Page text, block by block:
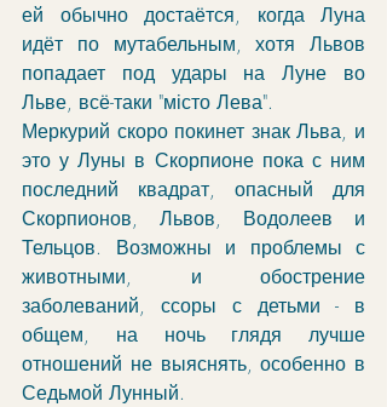
ей обычно достаётся, когда Луна
идёт по мутабельным, хотя Львов
попадает под удары на Луне во
Льве, всё-таки "місто Лева".
Меркурий скоро покинет знак Льва, и
это у Луны в Скорпионе пока с ним
последний квадрат, опасный для
Скорпионов, Львов, Водолеев и
Тельцов. Возможны и проблемы с
животными, и обострение
заболеваний, ссоры с детьми - в
общем, на ночь глядя лучше
отношений не выяснять, особенно в
Седьмой Лунный.